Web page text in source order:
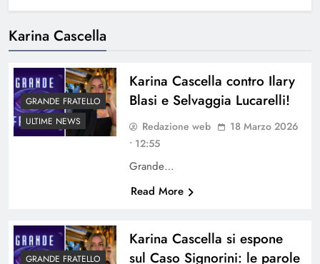
Karina Cascella
GRANDE FRATELLO
ULTIME NEWS
Karina Cascella contro Ilary
Blasi e Selvaggia Lucarelli!
Redazione web
18 Marzo 2026
• 12:55
Grande…
Read More
GRANDE FRATELLO
Karina Cascella si espone
sul Caso Signorini: le parole